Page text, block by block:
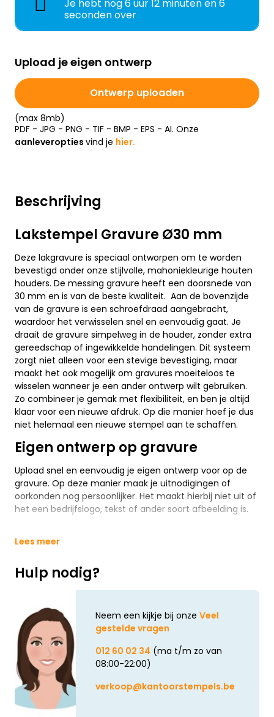
Beschrijving
Lakstempel Gravure Ø30 mm
Deze lakgravure is speciaal ontworpen om te worden
bevestigd onder onze stijlvolle, mahoniekleurige houten
houders. De messing gravure heeft een doorsnede van
30 mm en is van de beste kwaliteit. Aan de bovenzijde
van de gravure is een schroefdraad aangebracht,
waardoor het verwisselen snel en eenvoudig gaat. Je
draait de gravure simpelweg in de houder, zonder extra
gereedschap of ingewikkelde handelingen. Dit systeem
zorgt niet alleen voor een stevige bevestiging, maar
maakt het ook mogelijk om gravures moeiteloos te
wisselen wanneer je een ander ontwerp wilt gebruiken.
Zo combineer je gemak met flexibiliteit, en ben je altijd
klaar voor een nieuwe afdruk. Op die manier hoef je dus
niet helemaal een nieuwe stempel aan te schaffen.
Eigen ontwerp op gravure
Upload snel en eenvoudig je eigen ontwerp voor op de
gravure. Op deze manier maak je uitnodigingen of
oorkonden nog persoonlijker. Het maakt hierbij niet uit of
het een bedrijfslogo, tekst of ander soort afbeelding is.
Lees meer
Hulp nodig?
Neem een kijkje bij onze Veel
gestelde vragen
012 60 02 34 (ma t/m zo van
08:00-22:00)
verkoop@kantoorstempels.be
Je hebt nog6 uur 12 minuten en 5
seconden over
Upload je eigen ontwerp
Ontwerp uploaden
(max 8mb)
PDF - JPG - PNG - TIF - BMP - EPS - AI. Onze
aanleveropties vind je hier.